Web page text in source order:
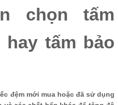
chọn tấm
hay tấm bảo
đệm mới mua hoặc đã sử dụng